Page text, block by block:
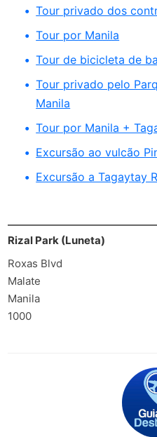
Tour privado dos
Tour por Manila
Tour de bicicleta de
Tour privado pelo
Manila
Tour por Manila +
Excursão ao vulcão
Excursão a Tagaytay
Rizal Park (Luneta)
Roxas Blvd
Malate
Manila
1000